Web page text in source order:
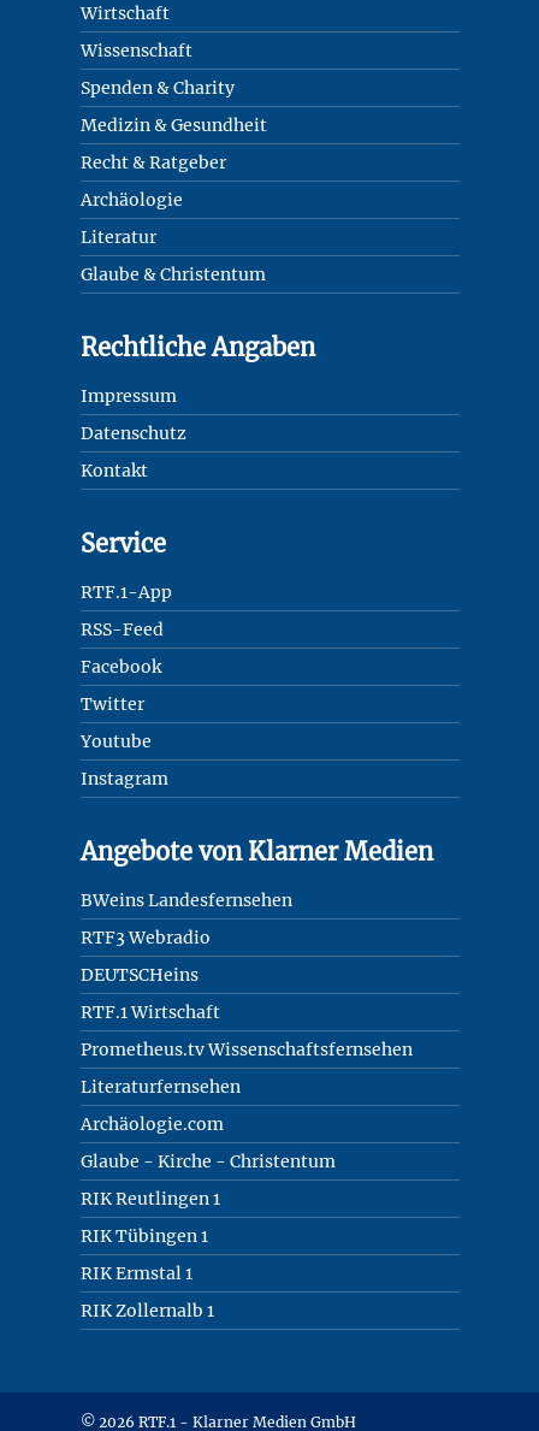
© 2026 RTF.1 - Klarner Medien GmbH
Wirtschaft
Wissenschaft
Spenden & Charity
Medizin & Gesundheit
Recht & Ratgeber
Archäologie
Literatur
Glaube & Christentum
Rechtliche Angaben
Impressum
Datenschutz
Kontakt
Service
RTF.1-App
RSS-Feed
Facebook
Twitter
Youtube
Instagram
Angebote von Klarner Medien
BWeins Landesfernsehen
RTF3 Webradio
DEUTSCHeins
RTF.1 Wirtschaft
Prometheus.tv Wissenschaftsfernsehen
Literaturfernsehen
Archäologie.com
Glaube - Kirche - Christentum
RIK Reutlingen 1
RIK Tübingen 1
RIK Ermstal 1
RIK Zollernalb 1